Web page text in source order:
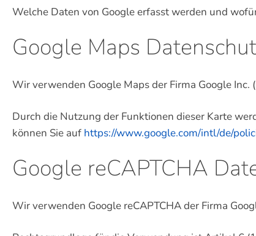
Welche Daten von Google erfasst werden und
Google Maps
Wir verwenden Google Maps der Firma Google
Durch die Nutzung der Funktionen dieser Karte
können Sie auf https://www.google.com/intl/de/
Google reCAPTCHA
Wir verwenden Google reCAPTCHA der Firma